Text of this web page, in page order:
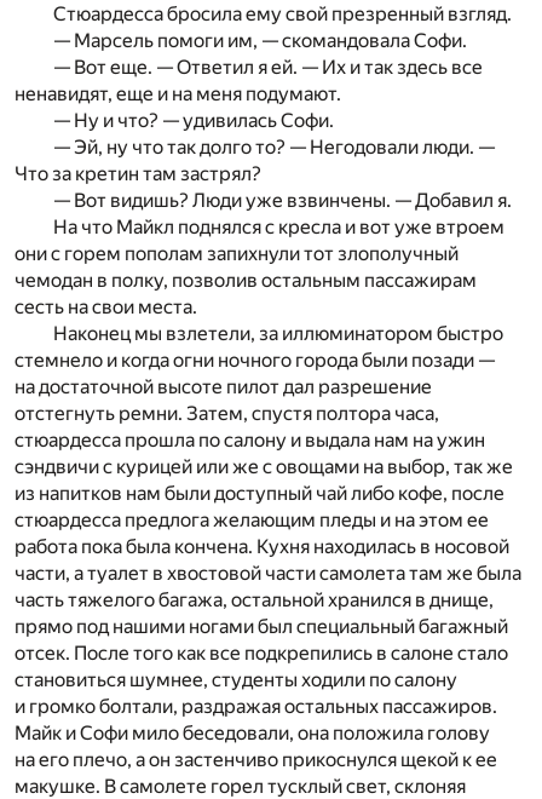
Стюардесса бросила ему свой презренный взгляд.
— Марсель помоги им, — скомандовала Софи.
— Вот еще. — Ответил я ей. — Их и так здесь все
ненавидят, еще и на меня подумают.
— Ну и что? — удивилась Софи.
— Эй, ну что так долго то? — Негодовали люди. —
Что за кретин там застрял?
— Вот видишь? Люди уже взвинчены. — Добавил я.
На что Майкл поднялся с кресла и вот уже втроем
они с горем пополам запихнули тот злополучный
чемодан в полку, позволив остальным пассажирам
сесть на свои места.
Наконец мы взлетели, за иллюминатором быстро
стемнело и когда огни ночного города были позади —
на достаточной высоте пилот дал разрешение
отстегнуть ремни. Затем, спустя полтора часа,
стюардесса прошла по салону и выдала нам на ужин
сэндвичи с курицей или же с овощами на выбор, так же
из напитков нам были доступный чай либо кофе, после
стюардесса предлога желающим пледы и на этом ее
работа пока была кончена. Кухня находилась в носовой
части, а туалет в хвостовой части самолета там же была
часть тяжелого багажа, остальной хранился в днище,
прямо под нашими ногами был специальный багажный
отсек. После того как все подкрепились в салоне стало
становиться шумнее, студенты ходили по салону
и громко болтали, раздражая остальных пассажиров.
Майк и Софи мило беседовали, она положила голову
на его плечо, а он застенчиво прикоснулся щекой к ее
макушке. В самолете горел тусклый свет, склоняя